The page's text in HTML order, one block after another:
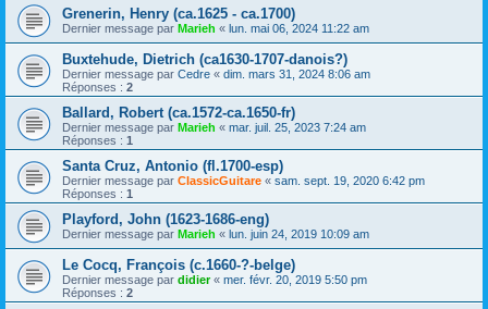
Grenerin, Henry (ca.1625 - ca.1700)
Dernier message par Marieh « lun. mai 06, 2024 11:22 am
Buxtehude, Dietrich (ca1630-1707-danois?)
Dernier message par Cedre « dim. mars 31, 2024 8:06 am
Réponses : 2
Ballard, Robert (ca.1572-ca.1650-fr)
Dernier message par Marieh « mar. juil. 25, 2023 7:24 am
Réponses : 1
Santa Cruz, Antonio (fl.1700-esp)
Dernier message par ClassicGuitare « sam. sept. 19, 2020 6:42 pm
Réponses : 1
Playford, John (1623-1686-eng)
Dernier message par Marieh « lun. juin 24, 2019 10:09 am
Le Cocq, François (c.1660-?-belge)
Dernier message par didier« mer. févr. 20, 2019 5:50 pm
Réponses : 2